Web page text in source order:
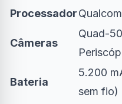
Processador
Câmeras
Quad-
Bateria
5.200
sem fio)